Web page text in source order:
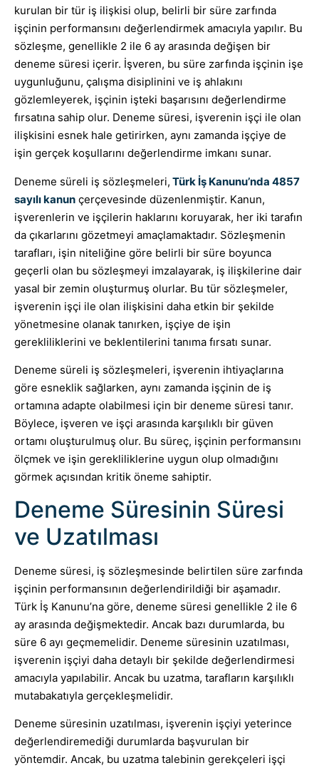
kurulan bir tür iş ilişkisi olup, belirli bir süre zarfında
işçinin performansını değerlendirmek amacıyla yapılır. Bu
sözleşme, genellikle 2 ile 6 ay arasında değişen bir
deneme süresi içerir. İşveren, bu süre zarfında işçinin işe
uygunluğunu, çalışma disiplinini ve iş ahlakını
gözlemleyerek, işçinin işteki başarısını değerlendirme
fırsatına sahip olur. Deneme süresi, işverenin işçi ile olan
ilişkisini esnek hale getirirken, aynı zamanda işçiye de
işin gerçek koşullarını değerlendirme imkanı sunar.
Deneme süreli iş sözleşmeleri, Türk İş Kanunu’nda 4857
sayılı kanun çerçevesinde düzenlenmiştir. Kanun,
işverenlerin ve işçilerin haklarını koruyarak, her iki tarafın
da çıkarlarını gözetmeyi amaçlamaktadır. Sözleşmenin
tarafları, işin niteliğine göre belirli bir süre boyunca
geçerli olan bu sözleşmeyi imzalayarak, iş ilişkilerine dair
yasal bir zemin oluşturmuş olurlar. Bu tür sözleşmeler,
işverenin işçi ile olan ilişkisini daha etkin bir şekilde
yönetmesine olanak tanırken, işçiye de işin
gerekliliklerini ve beklentilerini tanıma fırsatı sunar.
Deneme süreli iş sözleşmeleri, işverenin ihtiyaçlarına
göre esneklik sağlarken, aynı zamanda işçinin de iş
ortamına adapte olabilmesi için bir deneme süresi tanır.
Böylece, işveren ve işçi arasında karşılıklı bir güven
ortamı oluşturulmuş olur. Bu süreç, işçinin performansını
ölçmek ve işin gerekliliklerine uygun olup olmadığını
görmek açısından kritik öneme sahiptir.
Deneme Süresinin Süresi
ve Uzatılması
Deneme süresi, iş sözleşmesinde belirtilen süre zarfında
işçinin performansının değerlendirildiği bir aşamadır.
Türk İş Kanunu’na göre, deneme süresi genellikle 2 ile 6
ay arasında değişmektedir. Ancak bazı durumlarda, bu
süre 6 ayı geçmemelidir. Deneme süresinin uzatılması,
işverenin işçiyi daha detaylı bir şekilde değerlendirmesi
amacıyla yapılabilir. Ancak bu uzatma, tarafların karşılıklı
mutabakatıyla gerçekleşmelidir.
Deneme süresinin uzatılması, işverenin işçiyi yeterince
değerlendiremediği durumlarda başvurulan bir
yöntemdir. Ancak, bu uzatma talebinin gerekçeleri işçi